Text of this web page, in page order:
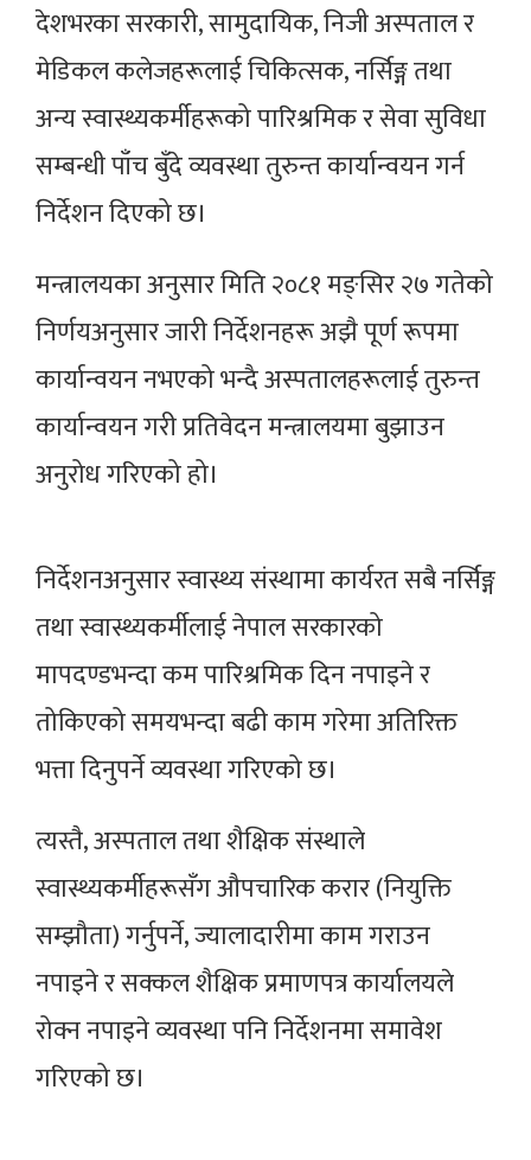
देशभरका सरकारी, सामुदायिक, निजी अस्पताल र
मेडिकल कलेजहरूलाई चिकित्सक, नर्सिङ्ग तथा
अन्य स्वास्थ्यकर्मीहरूको पारिश्रमिक र सेवा सुविधा
सम्बन्धी पाँच बुँदे व्यवस्था तुरुन्त कार्यान्वयन गर्न
निर्देशन दिएको छ।
मन्त्रालयका अनुसार मिति २०८१ मङ्सिर २७ गतेको
निर्णयअनुसार जारी निर्देशनहरू अझै पूर्ण रूपमा
कार्यान्वयन नभएको भन्दै अस्पतालहरूलाई तुरुन्त
कार्यान्वयन गरी प्रतिवेदन मन्त्रालयमा बुझाउन
अनुरोध गरिएको हो।
निर्देशनअनुसार स्वास्थ्य संस्थामा कार्यरत सबै नर्सिङ्ग
तथा स्वास्थ्यकर्मीलाई नेपाल सरकारको
मापदण्डभन्दा कम पारिश्रमिक दिन नपाइने र
तोकिएको समयभन्दा बढी काम गरेमा अतिरिक्त
भत्ता दिनुपर्ने व्यवस्था गरिएको छ।
त्यस्तै, अस्पताल तथा शैक्षिक संस्थाले
स्वास्थ्यकर्मीहरूसँग औपचारिक करार (नियुक्ति
सम्झौता) गर्नुपर्ने, ज्यालादारीमा काम गराउन
नपाइने र सक्कल शैक्षिक प्रमाणपत्र कार्यालयले
रोक्न नपाइने व्यवस्था पनि निर्देशनमा समावेश
गरिएको छ।